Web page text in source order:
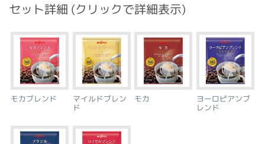
セット詳細 (クリックで詳細表示)
モカブレンド マイルドブレン
ド
モカ ヨーロピアンブ
レンド